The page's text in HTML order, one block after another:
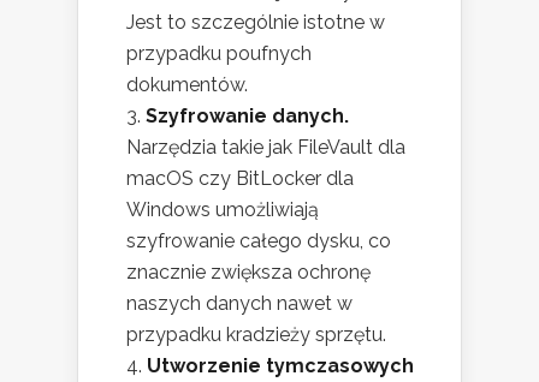
Jest to szczególnie istotne w
przypadku poufnych
dokumentów.
Szyfrowanie danych.
Narzędzia takie jak FileVault dla
macOS czy BitLocker dla
Windows umożliwiają
szyfrowanie całego dysku, co
znacznie zwiększa ochronę
naszych danych nawet w
przypadku kradzieży sprzętu.
Utworzenie tymczasowych